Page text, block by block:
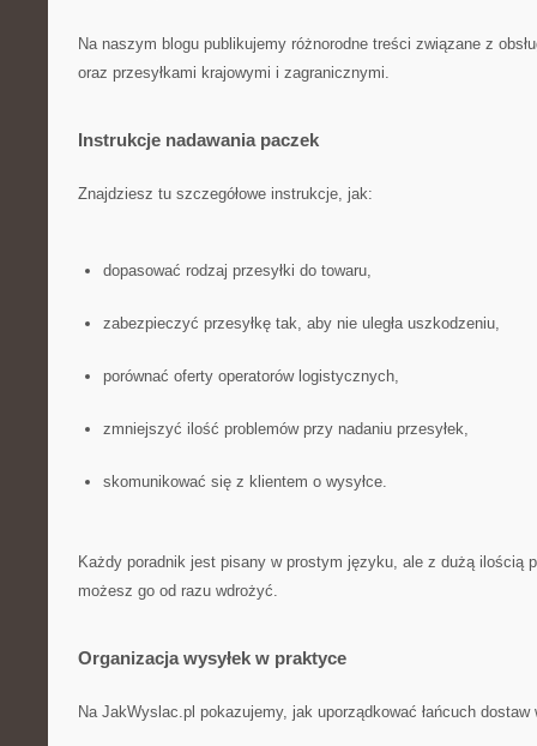
Na naszym blogu publikujemy różnorodne treści związane z
oraz przesyłkami krajowymi i zagranicznymi.
Instrukcje nadawania paczek
Znajdziesz tu szczegółowe instrukcje, jak:
dopasować rodzaj przesyłki do towaru,
zabezpieczyć przesyłkę tak, aby nie uległa uszkodzeniu,
porównać oferty operatorów logistycznych,
zmniejszyć ilość problemów przy nadaniu przesyłek,
skomunikować się z klientem o wysyłce.
Każdy poradnik jest pisany w prostym języku, ale z dużą ilością
możesz go od razu wdrożyć.
Organizacja wysyłek w praktyce
Na JakWyslac.pl pokazujemy, jak uporządkować łańcuch dostaw